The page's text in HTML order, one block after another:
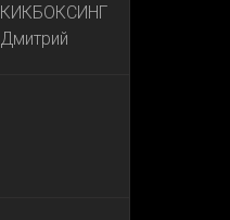
КИКБОКСИНГ
Дмитрий